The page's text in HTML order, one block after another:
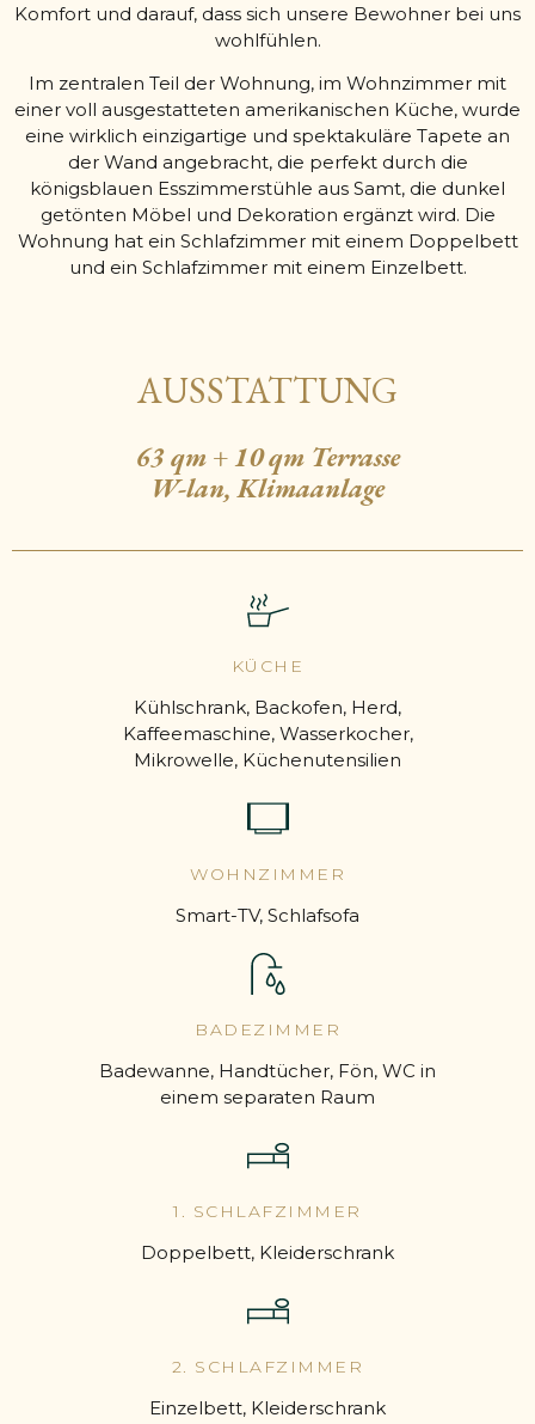
Komfort und darauf, dass sich unsere Bewohner bei uns
wohlfühlen.
Im zentralen Teil der Wohnung, im Wohnzimmer mit
einer voll ausgestatteten amerikanischen Küche, wurde
eine wirklich einzigartige und spektakuläre Tapete an
der Wand angebracht, die perfekt durch die
königsblauen Esszimmerstühle aus Samt, die dunkel
getönten Möbel und Dekoration ergänzt wird. Die
Wohnung hat ein Schlafzimmer mit einem Doppelbett
und ein Schlafzimmer mit einem Einzelbett.
AUSSTATTUNG
63 qm + 10 qm Terrasse
W-lan, Klimaanlage
KÜCHE
Kühlschrank, Backofen, Herd,
Kaffeemaschine, Wasserkocher,
Mikrowelle, Küchenutensilien
WOHNZIMMER
Smart-TV, Schlafsofa
BADEZIMMER
Badewanne, Handtücher, Fön, WC in
einem separaten Raum
1. SCHLAFZIMMER
Doppelbett, Kleiderschrank
2. SCHLAFZIMMER
Einzelbett, Kleiderschrank